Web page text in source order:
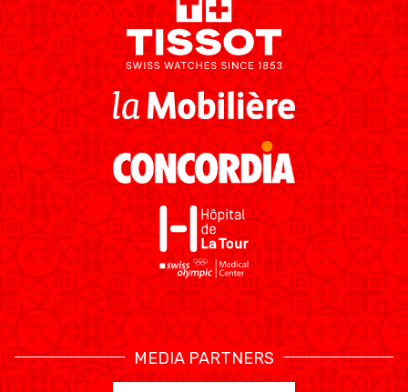
MEDIA PARTNERS